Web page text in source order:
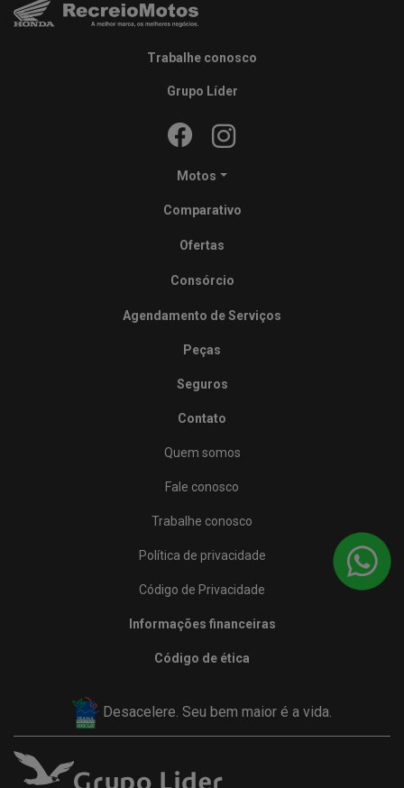
Trabalhe conosco
Grupo Líder
Motos
Comparativo
Ofertas
Consórcio
Agendamento de Serviços
Peças
Seguros
Contato
Quem somos
Fale conosco
Trabalhe conosco
Política de privacidade
Código de Privacidade
Informações financeiras
Código de ética
Desacelere. Seu bem maior é a vida.